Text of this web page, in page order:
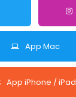
App Mac
App iPhone / iPad